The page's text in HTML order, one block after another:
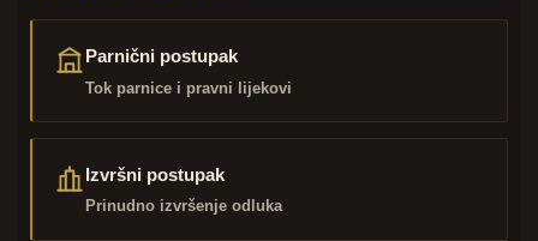
Parnični postupak
Tok parnice i pravni lijekovi
Izvršni postupak
Prinudno izvršenje odluka